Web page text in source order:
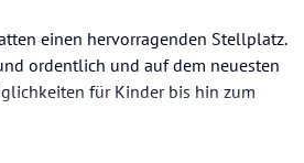
einen hervorragenden Stellplatz.
ordentlich und auf dem neuesten
für Kinder bis hin zum